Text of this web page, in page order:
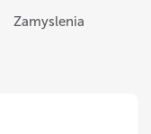
Zamyslenia